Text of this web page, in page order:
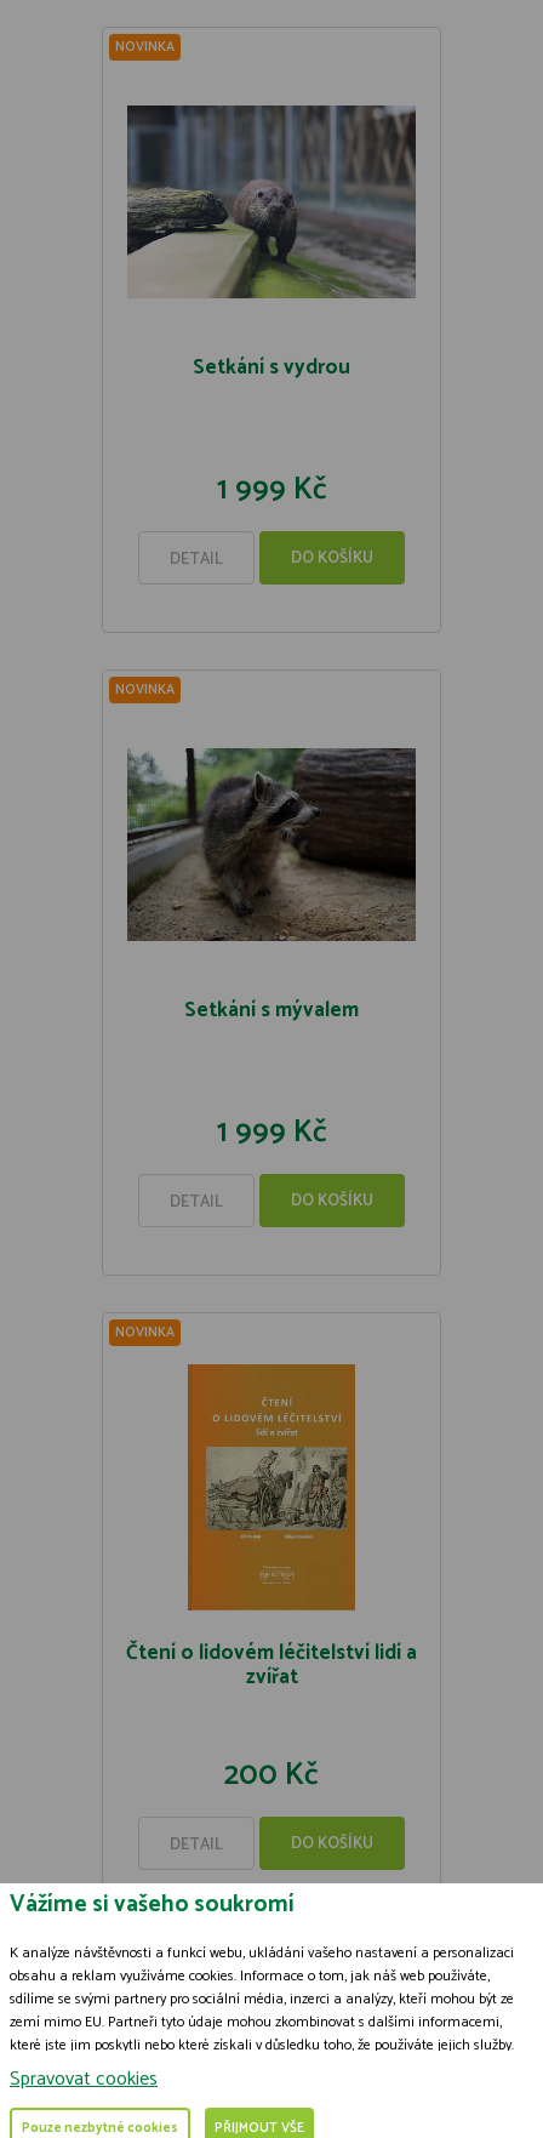
NOVINKA
Setkání s vydrou
1 999 Kč
DETAIL DO KOŠÍKU
NOVINKA
Setkání s mývalem
1 999 Kč
DETAIL DO KOŠÍKU
NOVINKA
Čtení o lidovém léčitelství lidí a
zvířat
200 Kč
DETAIL DO KOŠÍKU
© 2009-2026 ČSOP Vlašim,všechna práva vyhrazena
Zásady zpracování souborů cookies
Grafický návrh
Vážíme si vašeho soukromí
K analýze návštěvnosti a funkcí webu, ukládání vašeho nastavení a personalizaci
obsahu a reklam využíváme cookies. Informace o tom, jak náš web používáte,
sdílíme se svými partnery pro sociální média, inzerci a analýzy, kteří mohou být ze
zemí mimo EU. Partneři tyto údaje mohou zkombinovat s dalšími informacemi,
které jste jim poskytli nebo které získali v důsledku toho, že používáte jejich služby.
Podrobné informace
Spravovat cookies
Pouze nezbytné cookies PŘIJMOUT VŠE